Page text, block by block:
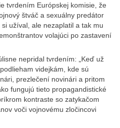
tvrdením Európskej komisie, že
štváč a sexuálny predátor
užíval, ale nezaplatil a tak mu
volajúci po zastavení
nepridal tvrdením: „Keď už
videjkám, kde sú
prezlečení novinári a pritom
fungujú tieto propagandistické
kontraste so zatykačom
voči vojnovému zločincovi